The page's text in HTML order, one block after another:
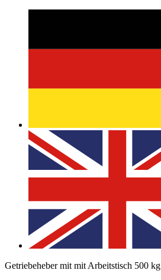
Getriebeheber mit mit Arbeitstisch 500 kg